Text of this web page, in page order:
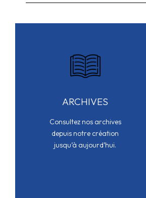
ARCHIVES
Consultez nos archives
depuis notre création
jusqu’à aujourd’hui.